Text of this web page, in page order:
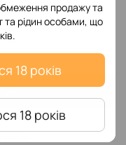
продажу та
та рідин особами, що
18 років
18 років